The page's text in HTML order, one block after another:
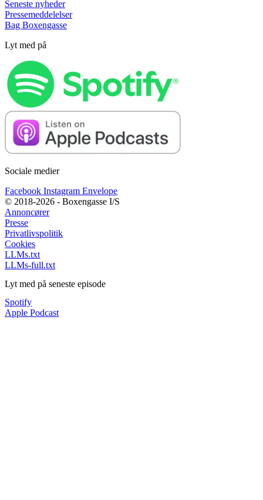
Seneste nyheder
Pressemeddelelser
Bag Boxengasse
Lyt med på
Sociale medier
Facebook Instagram Envelope
© 2018-2026 - Boxengasse I/S
Annoncører
Presse
Privatlivspolitik
Cookies
LLMs.txt
LLMs-full.txt
Lyt med på seneste episode
Spotify
Apple Podcast